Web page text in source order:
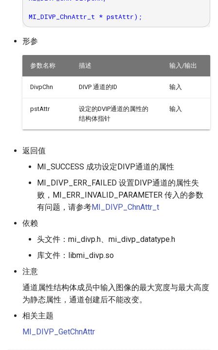
形参
参数名称 描述 输入/输出
DivpChn DIVP 通道的ID 输入
pstAttr
设定的DVIP通道的属性的
结构体指针
输入
返回值
MI_SUCCESS 成功设定DIVP通道的属性
MI_DIVP_ERR_FAILED 设置DIVP通道的属性失
败，MI_ERR_INVALID_PARAMETER 传入的参数
有问题，请参考MI_DIVP_ChnAttr_t
依赖
头文件：mi_divp.h、mi_divp_datatype.h
库文件：libmi_divp.so
注意
通道属性结构体成员中输入图像的最大宽度与最大高度
为静态属性，通道创建后不能改变。
相关主题
MI_DIVP_GetChnAttr